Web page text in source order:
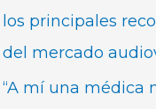
los principales
del mercado
“A mí una médica